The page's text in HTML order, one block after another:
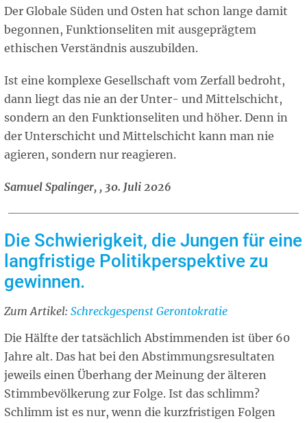
Der Globale Süden und Osten hat schon lange damit
begonnen, Funktionseliten mit ausgeprägtem
ethischen Verständnis auszubilden.
Ist eine komplexe Gesellschaft vom Zerfall bedroht,
dann liegt das nie an der Unter- und Mittelschicht,
sondern an den Funktionseliten und höher. Denn in
der Unterschicht und Mittelschicht kann man nie
agieren, sondern nur reagieren.
Samuel Spalinger, , 30. Juli 2026
Die Schwierigkeit, die Jungen für eine
langfristige Politikperspektive zu
gewinnen.
Zum Artikel: Related
Schreckgespenst Gerontokratie
Die Hälfte der tatsächlich Abstimmenden ist über 60
Jahre alt. Das hat bei den Abstimmungsresultaten
jeweils einen Überhang der Meinung der älteren
Stimmbevölkerung zur Folge. Ist das schlimm?
Schlimm ist es nur, wenn die kurzfristigen Folgen